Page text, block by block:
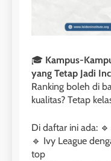
🎓 Kampus-
yang Tetap Jadi
Ranking boleh di
kualitas? Tetap
Di daftar ini ada:
🔹 Ivy League
top